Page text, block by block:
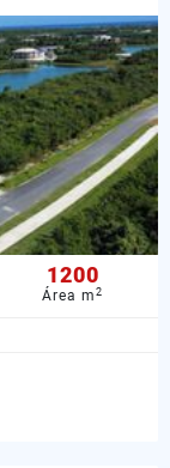
1200
Área m2